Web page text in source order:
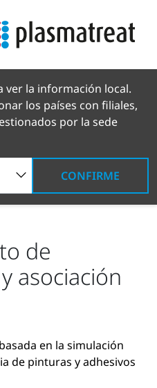
ver la información local.
los países con filiales,
por la sede
CONFIRME
y prensa
News:
asociación en Suecia
de
asociación
en la simulación
de pinturas y adhesivos